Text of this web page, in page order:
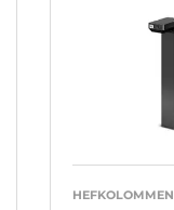
HEFKOLOMMEN